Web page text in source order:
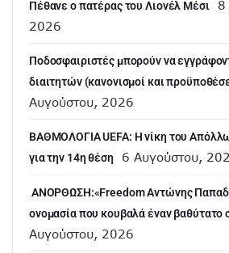
Πέθανε ο πατέρας του Λιονέλ Μέσι
8
2026
Ποδοσφαιριστές μπορούν να
διαιτητών (κανονισμοί και
Αυγούστου, 2026
ΒΑΘΜΟΛΟΓΙΑ UEFA: Η νίκη του
για την 14η θέση
6 Αυγούστου,
ANOΡΘΩΣΗ:«Freedom Αντώνης
ονομασία που κουβαλά έναν βαθύτατο
Αυγούστου, 2026